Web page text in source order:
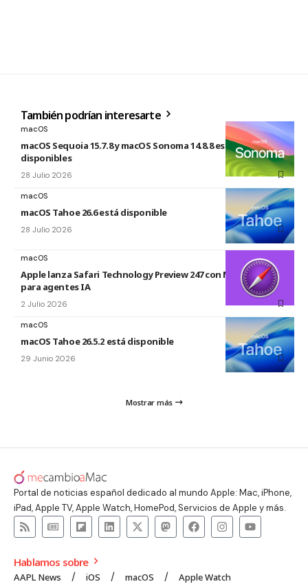
También podrían interesarte
macOS
macOS Sequoia 15.7.8 y macOS Sonoma 14.8.8 están
disponibles
28 Julio 2026
macOS
macOS Tahoe 26.6 está disponible
28 Julio 2026
macOS
Apple lanza Safari Technology Preview 247 con MCP Server
para agentes IA
2 Julio 2026
macOS
macOS Tahoe 26.5.2 está disponible
29 Junio 2026
Mostrar más
Portal de noticias español dedicado al mundo Apple: Mac, iPhone,
iPad, Apple TV, Apple Watch, HomePod, Servicios de Apple y más.
Hablamos sobre
AAPL News iOS macOS Apple Watch